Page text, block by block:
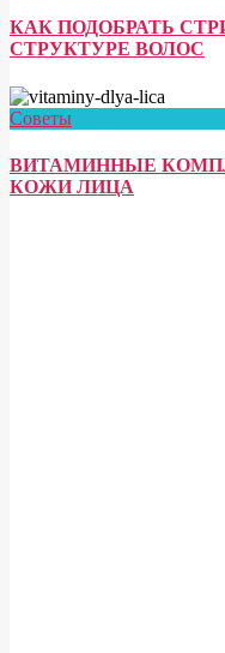
КАК ПОДОБРАТЬ
СТРУКТУРЕ ВОЛОС
Советы
ВИТАМИННЫЕ
КОЖИ ЛИЦА